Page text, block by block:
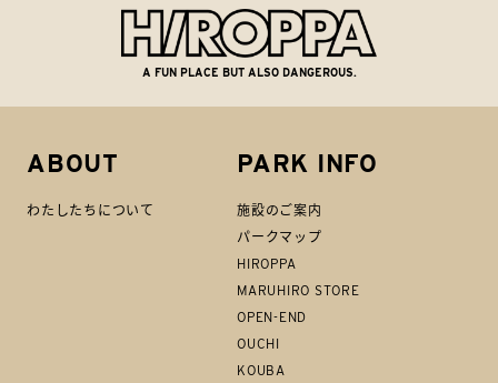
A FUN PLACE BUT ALSO DANGEROUS.
ABOUT
わたしたちについて
PARK INFO
施設のご案内
パークマップ
HIROPPA
MARUHIRO STORE
OPEN-END
OUCHI
KOUBA